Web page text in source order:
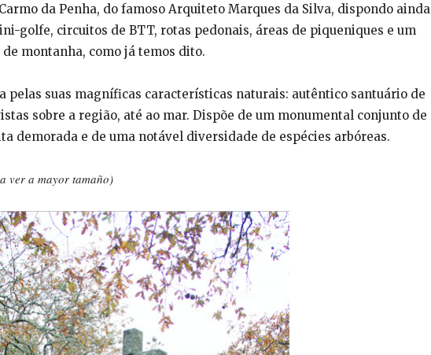
da Penha, do famoso Arquiteto Marques da Silva, dispondo ainda
golfe, circuitos de BTT, rotas pedonais, áreas de piqueniques e um
montanha, como já temos dito.
pelas suas magníficas características naturais: autêntico santuário de
sobre a região, até ao mar. Dispõe de um monumental conjunto de
demorada e de uma notável diversidade de espécies arbóreas.
ver a mayor tamaño)